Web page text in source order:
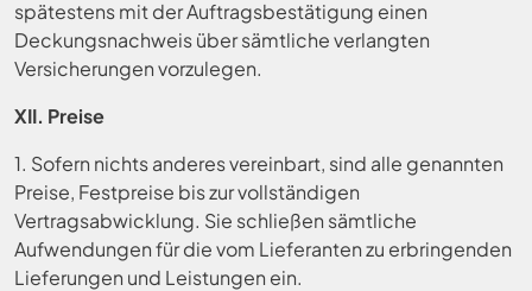
spätestens mit der Auftragsbestätigung einen
Deckungsnachweis über sämtliche verlangten
Versicherungen vorzulegen.
XII. Preise
1. Sofern nichts anderes vereinbart, sind alle genannten
Preise, Festpreise bis zur vollständigen
Vertragsabwicklung. Sie schließen sämtliche
Aufwendungen für die vom Lieferanten zu erbringenden
Lieferungen und Leistungen ein.